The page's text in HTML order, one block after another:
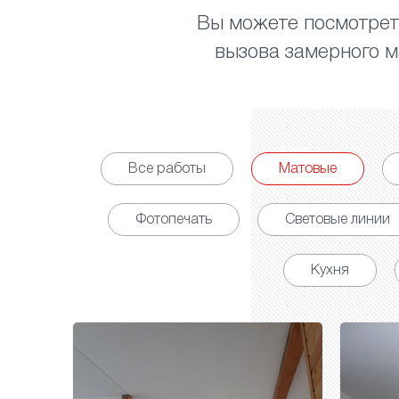
Вы можете
вызова замерного
Все работы Матовые
Фотопечать Световые линии
Кухня